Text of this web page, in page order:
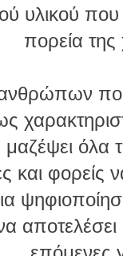
υλικού που
πορεία
όλα
και φορείς